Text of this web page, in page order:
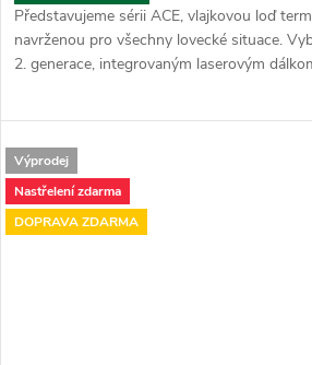
Představujeme sérii ACE, vlajkovou loď
navrženou pro všechny lovecké situace.
2. generace, integrovaným laserovým
Výprodej
Nastřelení zdarma
DOPRAVA ZDARMA